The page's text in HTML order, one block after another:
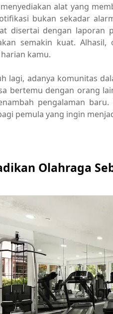
menyediakan alat yang
bukan sekadar
disertai dengan laporan
semakin kuat.
kamu.
lagi, adanya komunitas
bertemu dengan orang
pengalaman
pemula yang ingin
Olahraga